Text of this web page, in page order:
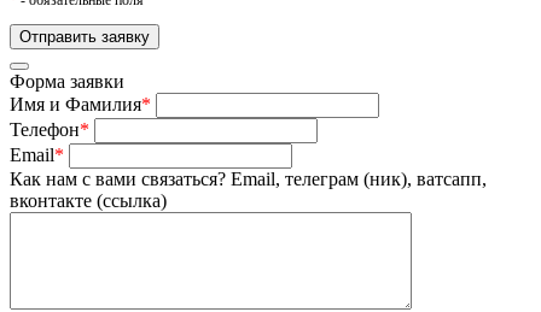
Форма заявки
Имя и Фамилия*
Телефон*
Email*
Как нам с вами связаться? Email, телеграм (ник), ватсапп,
вконтакте (ссылка)